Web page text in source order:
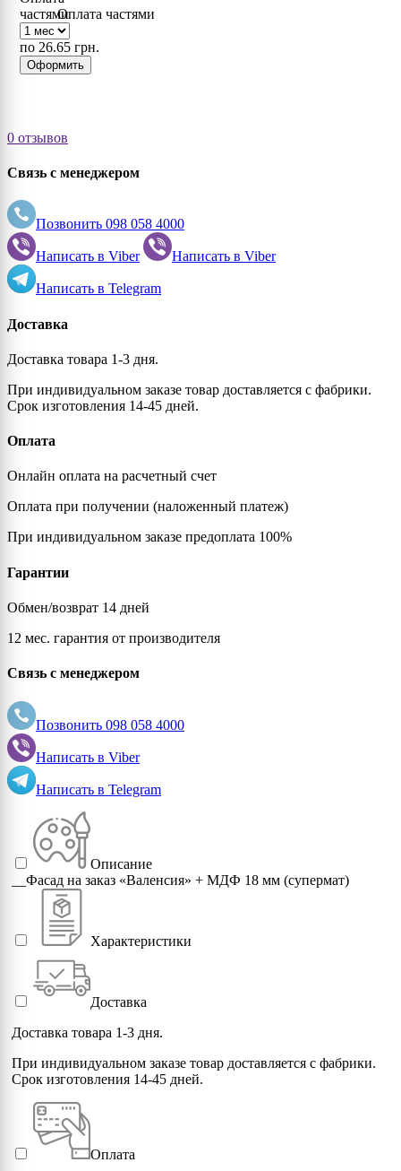
1016 (Sulfur yellow)
1017 (Saffron yellow)
1018 (Zinc yellow)
1023 (Traffic yellow)
1027 (Curry)
1028 (Melon yellow)
1033 (Dahlia yellow)
1034 (Pastel yellow)
1035 (Pearl beige)
2000 (Yellow orange)
2002 (Vermillion)
2003 (Pastel orange)
Оплата частями
по 26.65 грн.
Оформить
0 отзывов
Связь с менеджером
Позвонить 098 058 4000
Написать в Viber Написать в Viber
Написать в Telegram
Доставка
Доставка товара 1-3 дня.
При индивидуальном заказе товар доставляется с фабрики.
Срок изготовления 14-45 дней.
Оплата
Онлайн оплата на расчетный счет
Оплата при получении (наложенный платеж)
При индивидуальном заказе предоплата 100%
Гарантии
Обмен/возврат 14 дней
12 мес. гарантия от производителя
Связь с менеджером
Позвонить 098 058 4000
Написать в Viber
Написать в Telegram
Описание
__Фасад на заказ «Валенсия» + МДФ 18 мм (супермат)
Характеристики
Доставка
Доставка товара 1-3 дня.
При индивидуальном заказе товар доставляется с фабрики.
Срок изготовления 14-45 дней.
Оплата